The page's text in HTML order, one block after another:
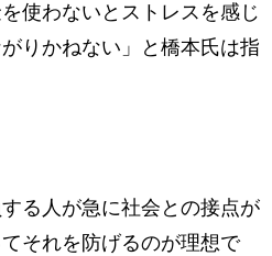
使わないとストレスを感じ
りかねない」と橋本氏は指
る人が急に社会との接点が
それを防げるのが理想で